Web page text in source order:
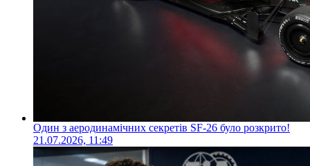
Один з аеродинамічних секретів SF-26 було розкрито!
21.07.2026, 11:49